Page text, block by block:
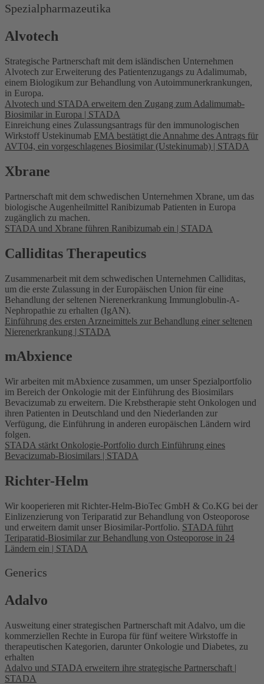
Spezialpharmazeutika
Alvotech
Strategische Partnerschaft mit dem isländischen Unternehmen
Alvotech zur Erweiterung des Patientenzugangs zu Adalimumab,
einem Biologikum zur Behandlung von Autoimmunerkrankungen,
in Europa.
Alvotech und STADA erweitern den Zugang zum Adalimumab-
Biosimilar in Europa | STADA
Einreichung eines Zulassungsantrags für den immunologischen
Wirkstoff Ustekinumab EMA bestätigt die Annahme des Antrags für
AVT04, ein vorgeschlagenes Biosimilar (Ustekinumab) | STADA
Xbrane
Partnerschaft mit dem schwedischen Unternehmen Xbrane, um das
biologische Augenheilmittel Ranibizumab Patienten in Europa
zugänglich zu machen.
STADA und Xbrane führen Ranibizumab ein | STADA
Calliditas Therapeutics
Zusammenarbeit mit dem schwedischen Unternehmen Calliditas,
um die erste Zulassung in der Europäischen Union für eine
Behandlung der seltenen Nierenerkrankung Immunglobulin-A-
Nephropathie zu erhalten (IgAN).
Einführung des ersten Arzneimittels zur Behandlung einer seltenen
Nierenerkrankung | STADA
mAbxience
Wir arbeiten mit mAbxience zusammen, um unser Spezialportfolio
im Bereich der Onkologie mit der Einführung des Biosimilars
Bevacizumab zu erweitern. Die Krebstherapie steht Onkologen und
ihren Patienten in Deutschland und den Niederlanden zur
Verfügung, die Einführung in anderen europäischen Ländern wird
folgen.
STADA stärkt Onkologie-Portfolio durch Einführung eines
Bevacizumab-Biosimilars | STADA
Richter-Helm
Wir kooperieren mit Richter-Helm-BioTec GmbH & Co.KG bei der
Einlizenzierung von Teriparatid zur Behandlung von Osteoporose
und erweitern damit unser Biosimilar-Portfolio. STADA führt
Teriparatid-Biosimilar zur Behandlung von Osteoporose in 24
Ländern ein | STADA
Generics
Adalvo
Ausweitung einer strategischen Partnerschaft mit Adalvo, um die
kommerziellen Rechte in Europa für fünf weitere Wirkstoffe in
therapeutischen Kategorien, darunter Onkologie und Diabetes, zu
erhalten
Adalvo und STADA erweitern ihre strategische Partnerschaft |
STADA